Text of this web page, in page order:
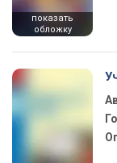
показать
обложку